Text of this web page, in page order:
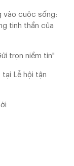
vào cuộc sống:
tinh thần của
trọn niềm tin"
Lễ hội tận